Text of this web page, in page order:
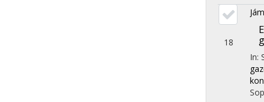
18
In: